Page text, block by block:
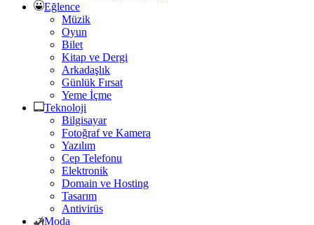
Eğlence
Müzik
Oyun
Bilet
Kitap ve Dergi
Arkadaşlık
Günlük Fırsat
Yeme İçme
Teknoloji
Bilgisayar
Fotoğraf ve Kamera
Yazılım
Cep Telefonu
Elektronik
Domain ve Hosting
Tasarım
Antivirüs
Moda